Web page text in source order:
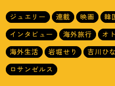
ジュエリー 連載 映画 韓
インタビュー
海外旅行
オ
海外生活
岩堀せり 吉川ひ
ロサンゼルス